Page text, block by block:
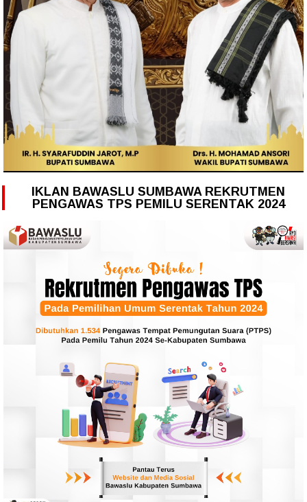
IKLAN BAWASLU SUMBAWA REKRUTMEN
PENGAWAS TPS PEMILU SERENTAK 2024